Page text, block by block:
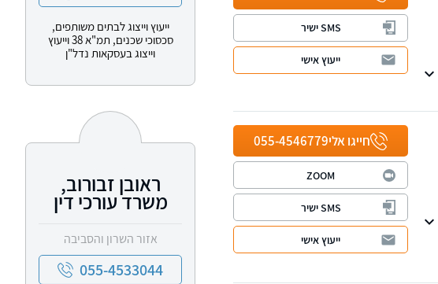
SMS ישיר
ייעוץ אישי
חייגו אלי055-4546779
ZOOM
SMS ישיר
ייעוץ אישי
ייעוץ וייצוג לבתים משותפים,
סכסוכי שכנים, תמ"א 38 וייעוץ
וייצוג בעסקאות נדל"ן
ראובן זבורוב,
משרד עורכי דין
אזור השרון והסביבה
055-4533044